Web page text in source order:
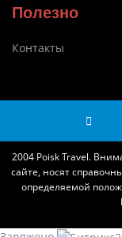
Полезно
Контакты
2004 Poisk Travel.
сайте, носят
определяемой